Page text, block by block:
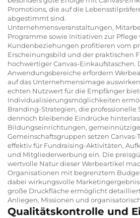
Promotions, die auf die
abgestimmt sind.
Unternehmensveranstaltungen,
Programme sowie Initiativen zur Pflege
Kundenbeziehungen profitieren vom
Erscheinungsbild und der praktischen
hochwertiger Canvas-Einkaufstaschen.
Anwendungsbereiche erfordern
auf das Unternehmensimage
echten Nutzwert für die Empfänger
Individualisierungsmöglichkeiten
Branding-Strategien, die professionelle
dennoch bleibende Eindrücke
Bildungseinrichtungen,
Gemeinschaftsgruppen setzen Canvas-
effektiv für Fundraising-Aktivitäten,
und Mitgliederwerbung ein. Die
wertvolle Natur dieser Werbeartikel
Organisationen mit begrenztem
dabei wirkungsvolle
große Druckfläche ermöglicht
Anliegen, Missionen und
Qualitätskontrolle und